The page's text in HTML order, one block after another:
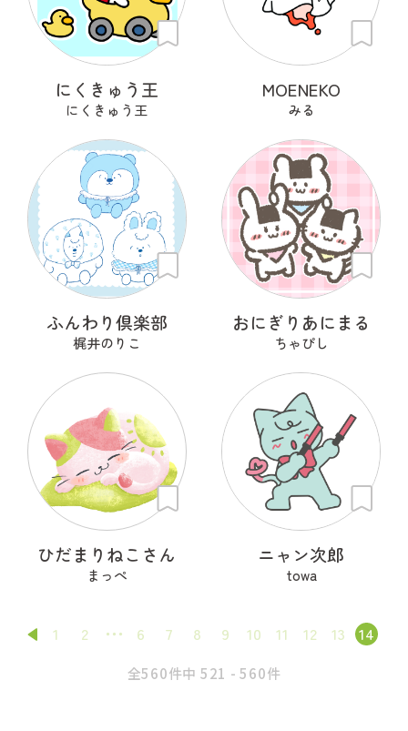
にくきゅう王
にくきゅう王
MOENEKO
みる
ふんわり倶楽部
梶井のりこ
おにぎりあにまる
ちゃぴし
ひだまりねこさん
まっぺ
ニャン次郎
towa
1 2 6 7 8 9 10 11 12 13 14
全560件中 521 - 560件